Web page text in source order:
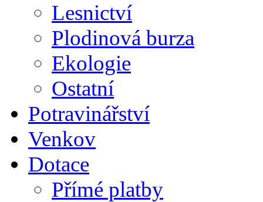
Lesnictví
Plodinová burza
Ekologie
Ostatní
Potravinářství
Venkov
Dotace
Přímé platby